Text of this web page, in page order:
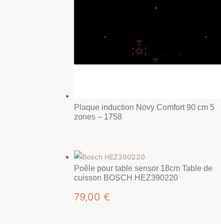
Plaque induction Novy Comfort 90 cm 5
zones – 1758
Poêle pour table sensor 18cm Table de
cuisson BOSCH HEZ390220
79,00€